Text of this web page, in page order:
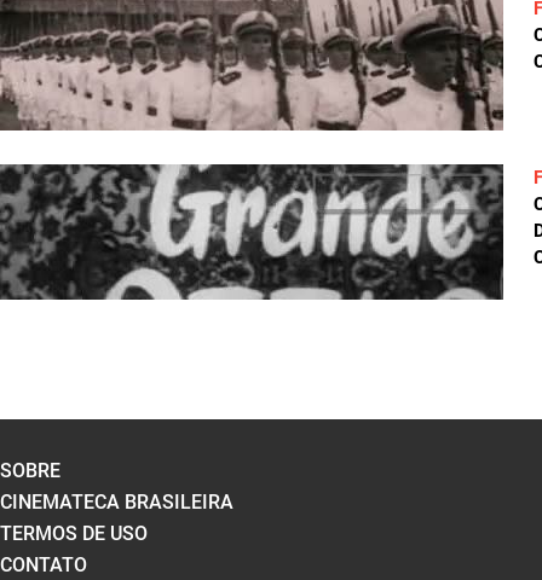
SOBRE
CINEMATECA BRASILEIRA
TERMOS DE USO
CONTATO